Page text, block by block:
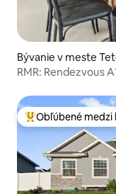
Bývanie v meste
RMR: Rendezvous
Najobľúbenejšie
Obľúbené medzi